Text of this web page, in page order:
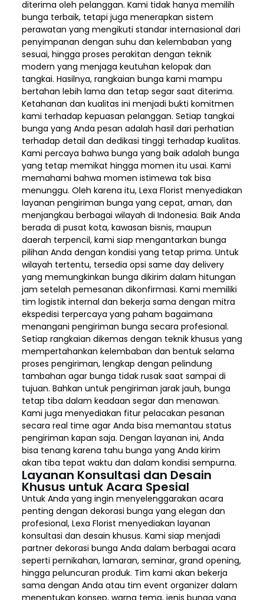
diterima oleh pelanggan. Kami tidak hanya memilih
bunga terbaik, tetapi juga menerapkan sistem
perawatan yang mengikuti standar internasional dari
penyimpanan dengan suhu dan kelembaban yang
sesuai, hingga proses perakitan dengan teknik
modern yang menjaga keutuhan kelopak dan
tangkai. Hasilnya, rangkaian bunga kami mampu
bertahan lebih lama dan tetap segar saat diterima.
Ketahanan dan kualitas ini menjadi bukti komitmen
kami terhadap kepuasan pelanggan. Setiap tangkai
bunga yang Anda pesan adalah hasil dari perhatian
terhadap detail dan dedikasi tinggi terhadap kualitas.
Kami percaya bahwa bunga yang baik adalah bunga
yang tetap memikat hingga momen itu usai. Kami
memahami bahwa momen istimewa tak bisa
menunggu. Oleh karena itu, Lexa Florist menyediakan
layanan pengiriman bunga yang cepat, aman, dan
menjangkau berbagai wilayah di Indonesia. Baik Anda
berada di pusat kota, kawasan bisnis, maupun
daerah terpencil, kami siap mengantarkan bunga
pilihan Anda dengan kondisi yang tetap prima. Untuk
wilayah tertentu, tersedia opsi same day delivery
yang memungkinkan bunga dikirim dalam hitungan
jam setelah pemesanan dikonfirmasi. Kami memiliki
tim logistik internal dan bekerja sama dengan mitra
ekspedisi terpercaya yang paham bagaimana
menangani pengiriman bunga secara profesional.
Setiap rangkaian dikemas dengan teknik khusus yang
mempertahankan kelembaban dan bentuk selama
proses pengiriman, lengkap dengan pelindung
tambahan agar bunga tidak rusak saat sampai di
tujuan. Bahkan untuk pengiriman jarak jauh, bunga
tetap tiba dalam keadaan segar dan menawan.
Kami juga menyediakan fitur pelacakan pesanan
secara real time agar Anda bisa memantau status
pengiriman kapan saja. Dengan layanan ini, Anda
bisa tenang karena tahu bunga yang Anda kirim
akan tiba tepat waktu dan dalam kondisi sempurna.
Layanan Konsultasi dan Desain
Khusus untuk Acara Spesial
Untuk Anda yang ingin menyelenggarakan acara
penting dengan dekorasi bunga yang elegan dan
profesional, Lexa Florist menyediakan layanan
konsultasi dan desain khusus. Kami siap menjadi
partner dekorasi bunga Anda dalam berbagai acara
seperti pernikahan, lamaran, seminar, grand opening,
hingga peluncuran produk. Tim kami akan bekerja
sama dengan Anda atau tim event organizer dalam